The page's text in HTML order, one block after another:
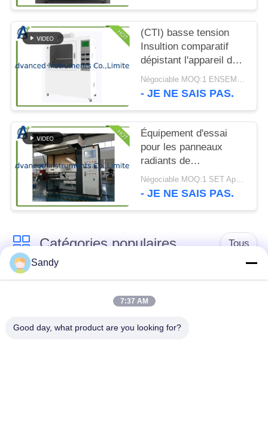
PRIVACY
POLICY
(CTI) basse tension
Insultion comparatif
dépistant l'appareil de
contrôle d'index par
ASTM D3638-12
Négociable MOQ:1 ENSEMBLE Insultion comparatif dépistant l'appareil de contrôle d'index
- JE NE SAIS PAS.
Équipement d'essai
pour les panneaux
radiants de
revêtements de sol
ASTM E648 ISO 9239-
Négociable MOQ:1 SET Appareil d'essai de panneau de rayonnement pour plancher
- JE NE SAIS PAS.
Catégories populaires Tous
Équipement de test
Équipement de test
d'huile
Équipement d'essai
Machine d'essai de
Sandy
7:37 AM
Good day, what product are you looking for?